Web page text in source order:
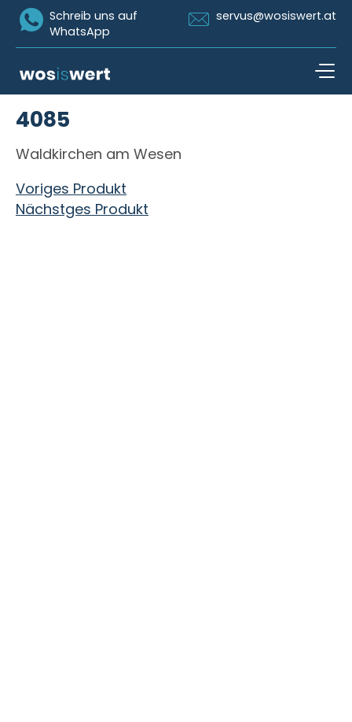
Icon Whatsapp
Schreib uns auf
WhatsApp
Icon Email
servus@wosiswert.at
4085
Waldkirchen am Wesen
Beitragsnavigation
Voriges Produkt
Nächstges Produkt